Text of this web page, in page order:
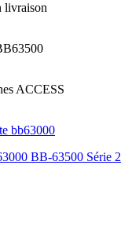
livraison
ACCESS
BB-63500 Série 2